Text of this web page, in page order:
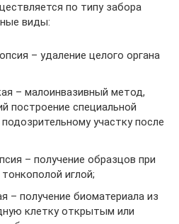
по типу забора
виды:
– удаление целого органа
– малоинвазивный метод,
построение специальной
участку после
– получение образцов при
иглой;
– получение биоматериала из
клетку открытым или